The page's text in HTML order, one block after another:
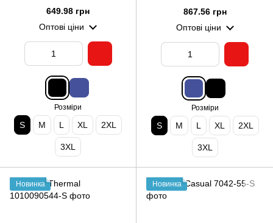
649.98 грн
Оптові ціни
Розміри
S M L XL 2XL
3XL
867.56 грн
Оптові ціни
Розміри
S M L XL 2XL
3XL
Новинка Новинка